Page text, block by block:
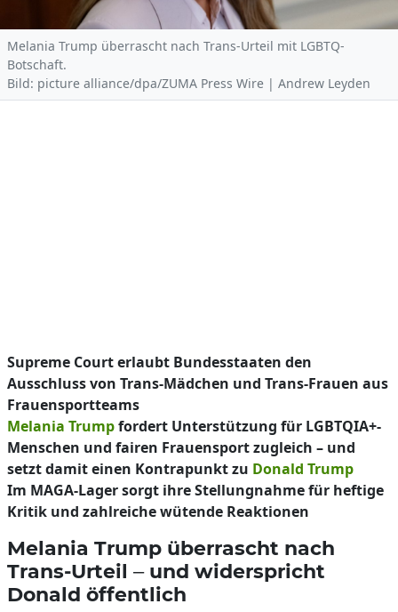
Melania Trump überrascht nach Trans-Urteil mit LGBTQ-
Botschaft.
Bild: picture alliance/dpa/ZUMA Press Wire | Andrew Leyden
Supreme Court erlaubt Bundesstaaten den
Ausschluss von Trans-Mädchen und Trans-Frauen aus
Frauensportteams
Melania Trumpfordert Unterstützung für LGBTQIA+-
Menschen und fairen Frauensport zugleich – und
setzt damit einen Kontrapunkt zu Donald Trump
Im MAGA-Lager sorgt ihre Stellungnahme für heftige
Kritik und zahlreiche wütende Reaktionen
Melania Trump überrascht nach
Trans-Urteil – und widerspricht
Donald öffentlich